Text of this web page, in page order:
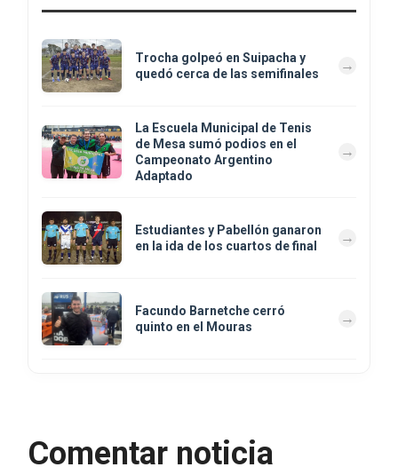
Trocha golpeó en Suipacha y
quedó cerca de las semifinales
La Escuela Municipal de Tenis
de Mesa sumó podios en el
Campeonato Argentino
Adaptado
Estudiantes y Pabellón ganaron
en la ida de los cuartos de final
Facundo Barnetche cerró
quinto en el Mouras
Comentar noticia